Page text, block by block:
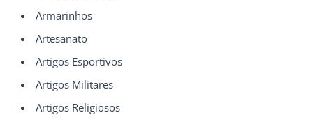
Armarinhos
Artesanato
Artigos Esportivos
Artigos Militares
Artigos Religiosos